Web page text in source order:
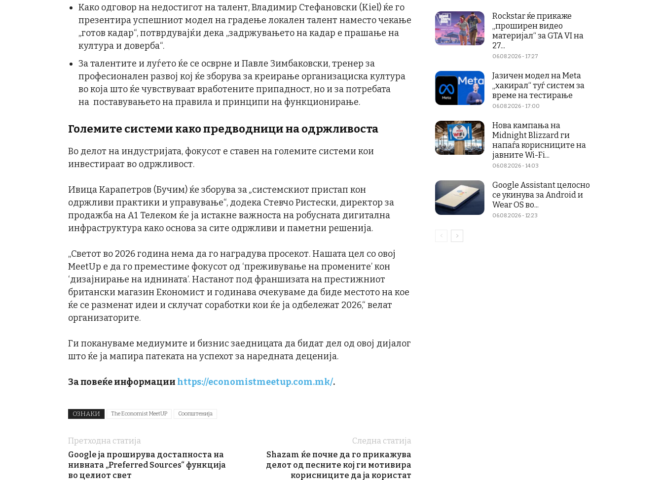
Како одговор на недостигот на талент, Владимир Стефановски (Kiel) ќе го
презентира успешниот модел на градење локален талент наместо чекање
„готов кадар“, потврдувајќи дека „задржувањето на кадар е прашање на
култура и доверба“.
За талентите и луѓето ќе се осврне и Павле Зимбаковски, тренер за
професионален развој кој ќе зборува за креирање организациска култура
во која што ќе чувствуваат вработените припадност, но и за потребата
на поставувањето на правила и принципи на функционирање.
Големите системи како предводници на одржливоста
Во делот на индустријата, фокусот е ставен на големите системи кои
инвестираат во одржливост.
Ивица Карапетров (Бучим) ќе зборува за„системскиот пристап кон
одржливи практики и управување“, додека Стевчо Ристески, директор за
продажба на A1 Телеком ќе ја истакнe важноста на робусната дигитална
инфраструктура како основа за сите одржливи и паметни решенија.
„Светот во 2026 година нема да го наградува просекот. Нашата цел со овој
MeetUp е да го преместиме фокусот од ‘преживување на промените’ кон
‘дизајнирање на иднината’. Настанот под франшизата на престижниот
британски магазин Економист и годинава очекуваме да биде местото на кое
ќе се разменат идеи и склучат соработки кои ќе ја одбележат 2026,“ велат
организаторите.
Ги покануваме медиумите и бизнис заедницата да бидат дел од овој дијалог
што ќе ја мапира патеката на успехот за наредната деценија.
За повеќе информации https://economistmeetup.com.mk/.
ОЗНАКИ The Economist MeetUP Соопштенија
Претходна статија
Google ја проширува достапноста на
нивната „Preferred Sources“ функција
во целиот свет
Следна статија
Shazam ќе почне да го прикажува
делот од песните кој ги мотивира
корисниците да ја користат
Rockstar ќе прикаже
„проширен видео
материјал“ за GTA VI на
27...
06.08.2026 - 17:27
Јазичен модел на Meta
„хакирал“ туѓ систем за
време на тестирање
06.08.2026 - 17:00
Нова кампања на
Midnight Blizzard ги
напаѓа корисниците на
јавните Wi-Fi...
06.08.2026 - 14:03
Google Assistant целосно
се укинува за Android и
Wear OS во...
06.08.2026 - 12:23